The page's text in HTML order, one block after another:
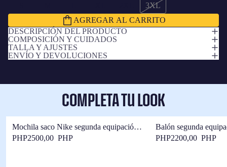
3XL
AGREGAR AL CARRITO
DESCRIPCIÓN DEL PRODUCTO
COMPOSICIÓN Y CUIDADOS
TALLA Y AJUSTES
ENVÍO Y DEVOLUCIONES
COMPLETA TU LOOK
Mochila saco Nike segunda equipación
F.C Barcelona x Kobe Bryant
PHP2500,00 PHP
Balón segunda
Barcelona x Kobe
PHP2200,00 PHP